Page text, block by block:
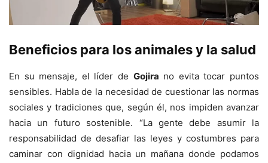
Beneficios para los animales y la salud
En su mensaje, el líder de Gojira no evita tocar puntos
sensibles. Habla de la necesidad de cuestionar las normas
sociales y tradiciones que, según él, nos impiden avanzar
hacia un futuro sostenible. “La gente debe asumir la
responsabilidad de desafiar las leyes y costumbres para
caminar con dignidad hacia un mañana donde podamos